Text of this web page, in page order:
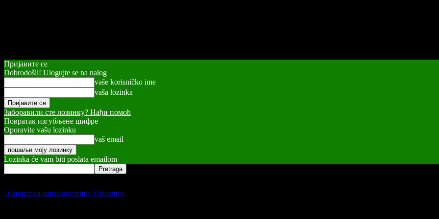
Пријавите се
Dobrodošli! Ulogujte se na nalog
vaše korisničko ime
vaša lozinka
Заборавили сте лозинку? Нађи помоћ
Повратак изгубљене шифре
Oporavite vašu lozinku
vaš email
Lozinka će vam biti poslata emailom
Спортски савез општине Пећинци